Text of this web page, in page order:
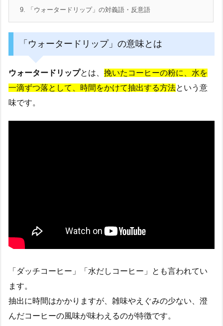
9. 「ウォータードリップ」の対義語・反意語
「ウォータードリップ」の意味とは
ウォータードリップとは、 挽いたコーヒーの粉に、水を
一滴ずつ落として、時間をかけて抽出する方法という意
味です。
「ダッチコーヒー」「水だしコーヒー」とも言われてい
ます。
抽出に時間はかかりますが、雑味やえぐみの少ない、澄
んだコーヒーの風味が味わえるのが特徴です。